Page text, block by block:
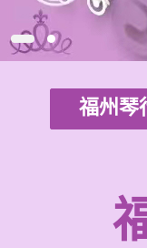
福州琴